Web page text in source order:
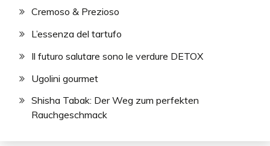
Cremoso & Prezioso
L’essenza del tartufo
Il futuro salutare sono le verdure DETOX
Ugolini gourmet
Shisha Tabak: Der Weg zum perfekten
Rauchgeschmack